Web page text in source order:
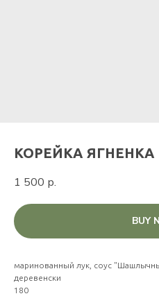
КОРЕЙКА ЯГНЕНКА
1 500 р.
BUY
маринованный лук, соус
деревенски
180